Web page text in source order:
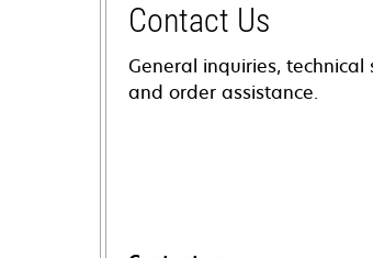
Contact Us
General inquiries, technical
and order assistance.